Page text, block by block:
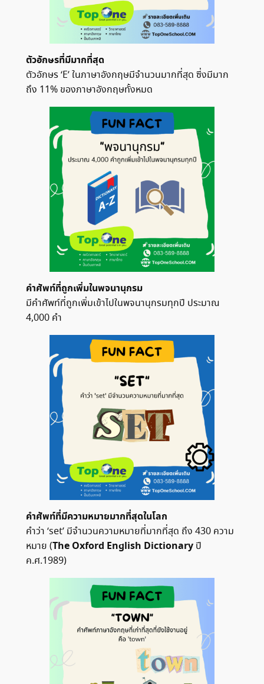
ตัวอักษรที่มีมากที่สุด
ตัวอักษร ‘E’ ในภาษาอังกฤษมีจำนวนมากที่สุด ซี่งมีมาก
ถึง 11% ของภาษาอังกฤษทั้งหมด
คำศัพท์ที่ถูกเพิ่มในพจนานุกรม
มีคำศัพท์ที่ถูกเพิ่มเข้าไปในพจนานุกรมทุกปี ประมาณ
4,000 คำ
คำศัพท์ที่มีความหมายมากที่สุดในโลก
คำว่า ‘set’ มีจำนวนความหมายที่มากที่สุด ถึง 430 ความ
หมาย (The Oxford English Dictionaryปี
ค.ศ.1989)